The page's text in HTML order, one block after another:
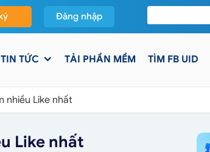
Đăng nhập
TIN TỨC TẢI PHẦN MỀM TÌM FB UID
nhiều Like nhất
Like nhất